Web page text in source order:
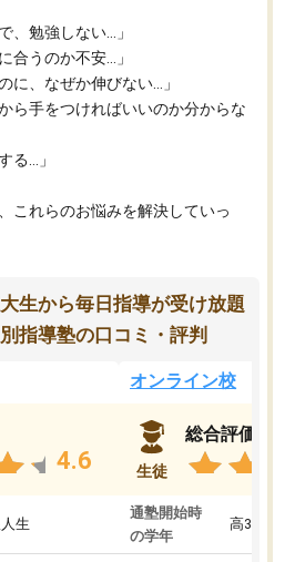
、勉強しない…」
合うのか不安…」
に、なぜか伸びない…」
ら手をつければいいのか分からな
る…」
これらのお悩みを解決していっ
生から毎日指導が受け放題
指導塾の口コミ・評判
4.6
生
オンライン校
生徒
総合評価
通塾開始時
の学年
高3